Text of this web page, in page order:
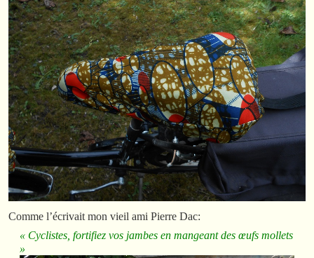
Comme l’écrivait mon vieil ami Pierre Dac:
« Cyclistes, fortifiez vos jambes en mangeant des œufs mollets
»